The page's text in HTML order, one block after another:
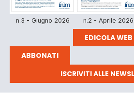
n.3 - Giugno 2026 n.2 - Aprile 2026
EDICOLA WEB
ABBONATI
ISCRIVITI ALLE